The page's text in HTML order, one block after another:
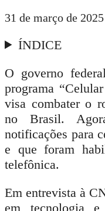
31 de março de 2025
ÍNDICE
O governo
programa
visa combater o
no Brasil.
notificações para
e que foram
telefônica.
Em entrevista à
em tecnologia